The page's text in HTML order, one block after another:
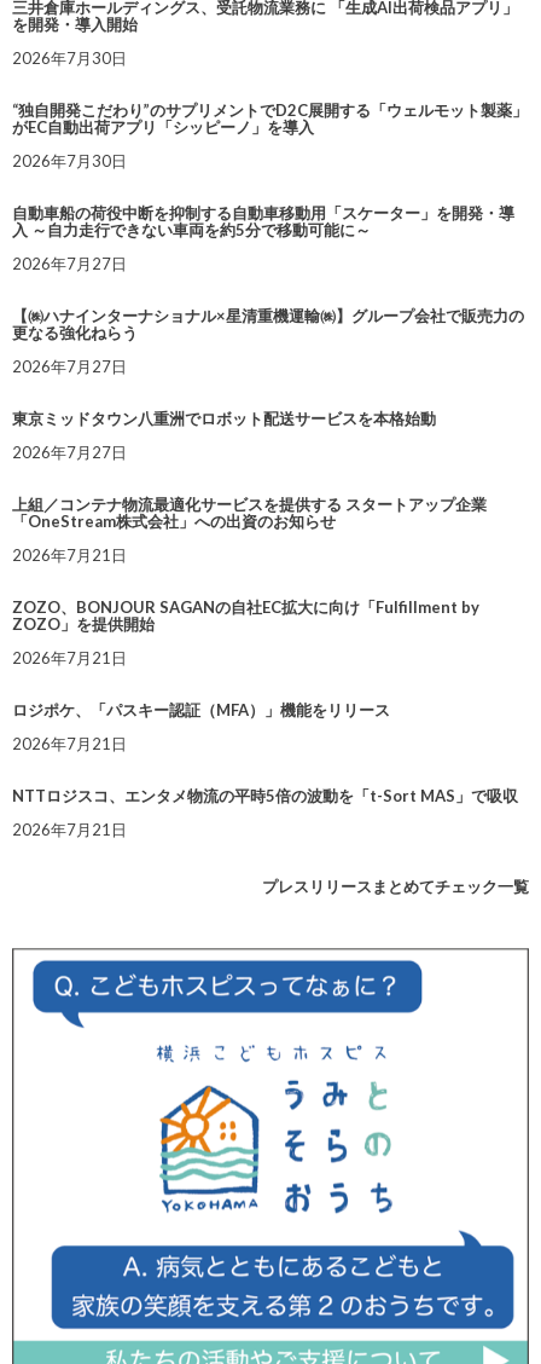
三井倉庫ホールディングス、受託物流業務に 「生成AI出荷検品アプリ」
を開発・導入開始
2026年7月30日
“独自開発こだわり”のサプリメントでD2C展開する「ウェルモット製薬」
がEC自動出荷アプリ「シッピーノ」を導入
2026年7月30日
自動車船の荷役中断を抑制する自動車移動用「スケーター」を開発・導
入 ～自力走行できない車両を約5分で移動可能に～
2026年7月27日
【㈱ハナインターナショナル×星清重機運輸㈱】グループ会社で販売力の
更なる強化ねらう
2026年7月27日
東京ミッドタウン八重洲でロボット配送サービスを本格始動
2026年7月27日
上組／コンテナ物流最適化サービスを提供する スタートアップ企業
「OneStream株式会社」への出資のお知らせ
2026年7月21日
ZOZO、BONJOUR SAGANの自社EC拡大に向け「Fulfillment by
ZOZO」を提供開始
2026年7月21日
ロジポケ、「パスキー認証（MFA）」機能をリリース
2026年7月21日
NTTロジスコ、エンタメ物流の平時5倍の波動を「t-Sort MAS」で吸収
2026年7月21日
プレスリリースまとめてチェック一覧